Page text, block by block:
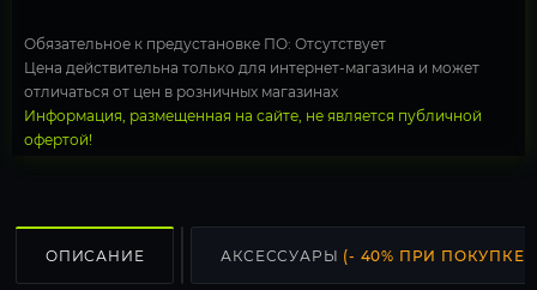
Обязательное к предустановке ПО: Отсутствует
Цена действительна только для интернет-магазина и может
отличаться от цен в розничных магазинах
Информация, размещенная на сайте, не является публичной
офертой!
ОПИСАНИЕ АКСЕССУАРЫ (- 40% ПРИ ПОКУПКЕ